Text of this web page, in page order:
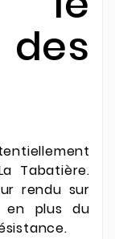
Tabatière.
rendu sur
en plus du